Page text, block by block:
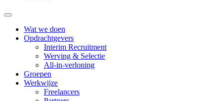
Wat we doen
Opdrachtgevers
Interim Recruitment
Werving & Selectie
All-in-verloning
Groepen
Werkwijze
Freelancers